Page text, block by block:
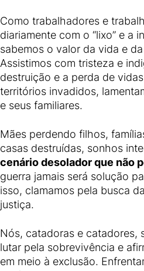
Como trabalhadores e
diariamente com o “lixo” e a
sabemos o valor da vida e
Assistimos com tristeza e
destruição e a perda de
territórios invadidos,
e seus familiares.
Mães perdendo filhos,
casas destruídas, sonhos
cenário desolador que não
guerra jamais será solução
isso, clamamos pela busca
justiça.
Nós, catadoras e catadores,
lutar pela sobrevivência e
em meio à exclusão.